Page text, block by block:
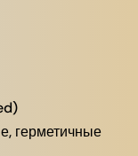
герметичные